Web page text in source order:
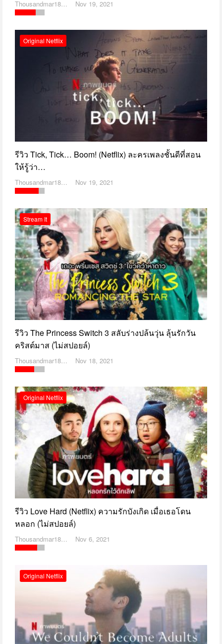
Thousandmar1869 Nov 19, 2021
Original Netflix
รีวิว Tick, Tick… Boom! (Netflix) ละครเพลงชั้นดีที่สอน
ให้รู้ว่า…
Thousandmar1869 Nov 19, 2021
Stream It
รีวิว The Princess Switch 3 สลับร่างปล้นวุ่น ลุ้นรักวัน
คริสต์มาส (ไม่สปอยล์)
Thousandmar1869 Nov 18, 2021
Original Netflix
รีวิว Love Hard (Netflix) ความรักบังเกิด เมื่อเธอโดน
หลอก (ไม่สปอยล์)
Thousandmar1869 Nov 6, 2021
Original Netflix